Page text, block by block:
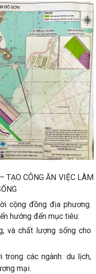
TẠO CÔNG ĂN VIỆC LÀM
cộng đồng địa phương.
hướng đến mục tiêu:
và chất lượng sống cho
trong các ngành: du lịch,
mại.